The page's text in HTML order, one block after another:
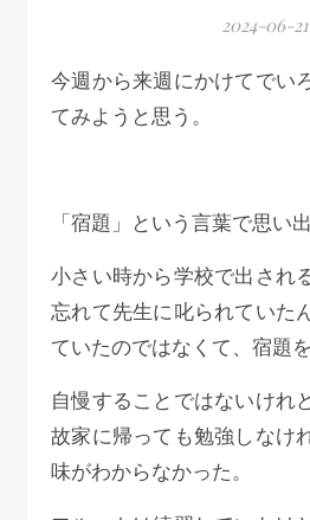
2024-06-21
今週から来週にかけてでいろいろと宿題をやっ
てみようと思う。
「宿題」という言葉で思い
小さい時から学校で出され
忘れて先生に叱られていた
ていたのではなくて、宿題
自慢することではないけれ
故家に帰っても勉強しなけ
味がわからなかった。